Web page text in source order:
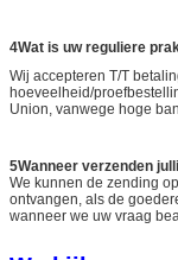
4Wat is uw reguliere
Wij accepteren T/T
hoeveelheid/
Union, vanwege hoge
5Wanneer verzenden
We kunnen de zending
ontvangen, als de
wanneer we uw vraag